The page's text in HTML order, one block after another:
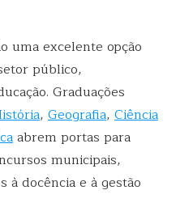
uma excelente opção
público,
Graduações
, Geografia, Ciência
abrem portas para
municipais,
à docência e à gestão